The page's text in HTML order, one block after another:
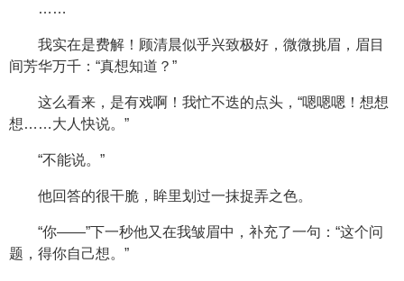
……
我实在是费解！顾清晨似乎兴致极好，微微挑眉，眉目
间芳华万千：“真想知道？”
这么看来，是有戏啊！我忙不迭的点头，“嗯嗯嗯！想想
想……大人快说。”
“不能说。”
他回答的很干脆，眸里划过一抹捉弄之色。
“你——”下一秒他又在我皱眉中，补充了一句：“这个问
题，得你自己想。”